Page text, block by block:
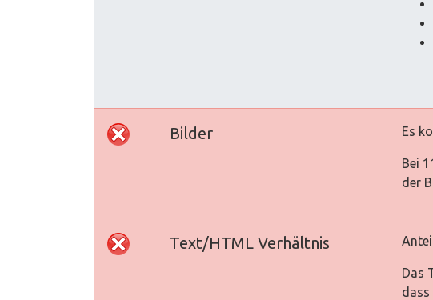
Bilder Es
Bei
der
Text/HTML Verhältnis
Das
dass